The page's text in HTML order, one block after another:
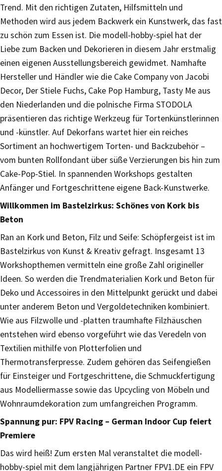
Trend. Mit den richtigen Zutaten, Hilfsmitteln und
Methoden wird aus jedem Backwerk ein Kunstwerk, das fast
zu schön zum Essen ist. Die modell-hobby-spiel hat der
Liebe zum Backen und Dekorieren in diesem Jahr erstmalig
einen eigenen Ausstellungsbereich gewidmet. Namhafte
Hersteller und Händler wie die Cake Company von Jacobi
Decor, Der Stiele Fuchs, Cake Pop Hamburg, Tasty Me aus
den Niederlanden und die polnische Firma STODOLA
präsentieren das richtige Werkzeug für Tortenkünstlerinnen
und -künstler. Auf Dekorfans wartet hier ein reiches
Sortiment an hochwertigem Torten- und Backzubehör –
vom bunten Rollfondant über süße Verzierungen bis hin zum
Cake-Pop-Stiel. In spannenden Workshops gestalten
Anfänger und Fortgeschrittene eigene Back-Kunstwerke.
Willkommen im Bastelzirkus: Schönes von Kork bis
Beton
Ran an Kork und Beton, Filz und Seife: Schöpfergeist ist im
Bastelzirkus von Kunst & Kreativ gefragt. Insgesamt 13
Workshopthemen vermitteln eine große Zahl origineller
Ideen. So werden die Trendmaterialien Kork und Beton für
Deko und Accessoires in den Mittelpunkt gerückt und dabei
unter anderem Beton und Vergoldetechniken kombiniert.
Wie aus Filzwolle und -platten traumhafte Filzhäuschen
entstehen wird ebenso vorgeführt wie das Veredeln von
Textilien mithilfe von Plotterfolien und
Thermotransferpresse. Zudem gehören das Seifengießen
für Einsteiger und Fortgeschrittene, die Schmuckfertigung
aus Modelliermasse sowie das Upcycling von Möbeln und
Wohnraumdekoration zum umfangreichen Programm.
Spannung pur: FPV Racing – German Indoor Cup feiert
Premiere
Das wird heiß! Zum ersten Mal veranstaltet die modell-
hobby-spiel mit dem langjährigen Partner FPV1.DE ein FPV